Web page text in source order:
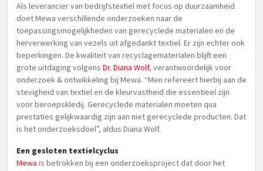
Als leverancier van bedrijfstextiel met focus op duurzaamheid
doet Mewa verschillende onderzoeken naar de
toepassingsmogelijkheden van gerecyclede materialen en de
herverwerking van vezels uit afgedankt textiel. Er zijn echter ook
beperkingen. De kwaliteit van recyclagematerialen blijft een
grote uitdaging volgens Dr. Diana Wolf, verantwoordelijk voor
onderzoek & ontwikkeling bij Mewa. “Men refereert hierbij aan de
stevigheid van textiel en de kleurvastheid die essentieel zijn
voor beroepskledij. Gerecyclede materialen moeten qua
prestaties gelijkwaardig zijn aan niet gerecyclede producten. Dat
is het onderzoeksdoel”, aldus Diana Wolf.
Een gesloten textielcyclus
Mewa is betrokken bij een onderzoeksproject dat door het